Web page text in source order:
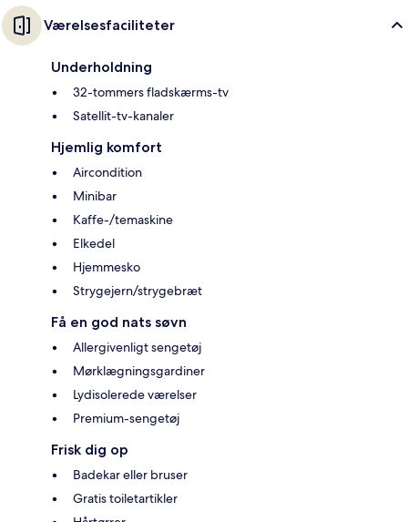
Værelsesfaciliteter
Underholdning
32-tommers fladskærms-tv
Satellit-tv-kanaler
Hjemlig komfort
Aircondition
Minibar
Kaffe-/temaskine
Elkedel
Hjemmesko
Strygejern/strygebræt
Få en god nats søvn
Allergivenligt sengetøj
Mørklægningsgardiner
Lydisolerede værelser
Premium-sengetøj
Frisk dig op
Badekar eller bruser
Gratis toiletartikler